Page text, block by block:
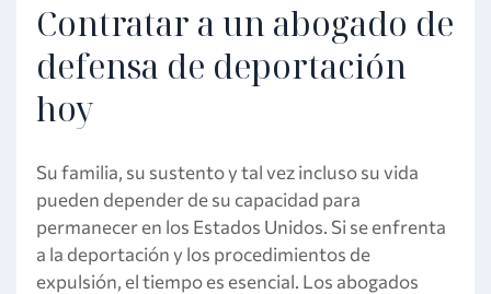
Contratar a un abogado de
defensa de deportación
hoy
Su familia, su sustento y tal vez incluso su vida
pueden depender de su capacidad para
permanecer en los Estados Unidos. Si se enfrenta
a la deportación y los procedimientos de
expulsión, el tiempo es esencial. Los abogados